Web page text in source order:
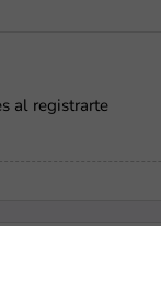
al registrarte